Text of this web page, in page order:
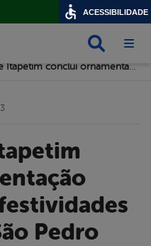
Prefeitura de Itapetim conclui ornamentação junina para as festividades do Padroeiro São Pedro
Pedro
ACESSIBILIDADE